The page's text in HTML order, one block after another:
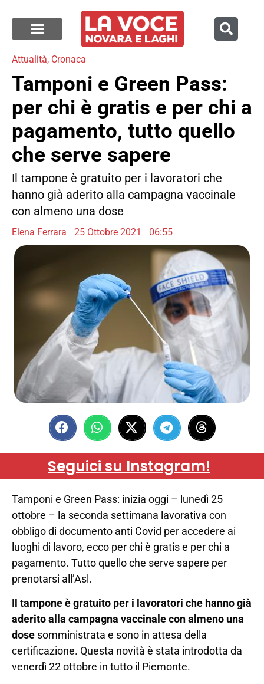
Attualità, Cronaca
Tamponi e Green Pass:
per chi è gratis e per chi a
pagamento, tutto quello
che serve sapere
Il tampone è gratuito per i lavoratori che
hanno già aderito alla campagna vaccinale
con almeno una dose
Elena Ferrara 25 Ottobre 2021 06:55
Seguici su Instagram!
Tamponi e Green Pass: inizia oggi – lunedì 25
ottobre – la seconda settimana lavorativa con
obbligo di documento anti Covid per accedere ai
luoghi di lavoro, ecco per chi è gratis e per chi a
pagamento. Tutto quello che serve sapere per
prenotarsi all’Asl.
Il tampone è gratuito per i lavoratori che hanno già
aderito alla campagna vaccinale con almeno una
dose somministrata e sono in attesa della
certificazione. Questa novità è stata introdotta da
venerdì 22 ottobre in tutto il Piemonte.